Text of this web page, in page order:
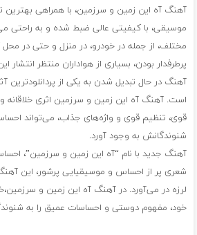
آهنگ آه این زمین و سرزمین، با همراهی
موسیقی، با کیفیتی عالی ضبط شده و به راحتی
مختلف، از جمله در خودرو، در منزل و حتی در محل
پرطرفدار بودن، بسیاری از هواداران منتظر انتشار
آهنگ در حال تبدیل شدن به یکی از پردانلودترین
است. آهنگ آه این زمین و سرزمین اثری خلاقانه و
قوی، تنظیم قوی و واژه‌های جذاب، می‌تواند
شنوندگانش به وجود آورد.
آهنگ جدید با نام “آه این زمین و سرزمین”،
شعری پر از احساس و موسیقیایی پرشور، این
لرزه در می‌آورد. در آهنگ آه این زمین و
خود، مفهوم دوستی و احساسات عمیق را به